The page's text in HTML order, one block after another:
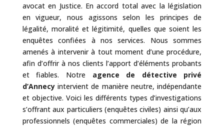
avocat en Justice. En accord total avec la législation
en vigueur, nous agissons selon les principes de
légalité, moralité et légitimité, quelles que soient les
enquêtes confiées à nos services. Nous sommes
amenés à intervenir à tout moment d’une procédure,
afin d’offrir à nos clients l’apport d’éléments probants
et fiables. Notre agence de détective privé
d’Annecyintervient de manière neutre, indépendante
et objective. Voici les différents types d’investigations
s’offrant aux particuliers (enquêtes civiles) ainsi qu’aux
professionnels (enquêtes commerciales) de la région